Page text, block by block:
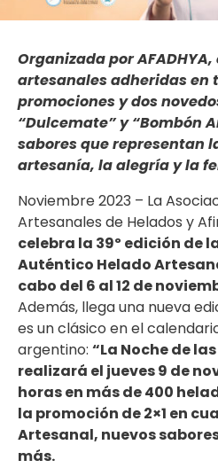
Organizada por
artesanales adheridas en
promociones y dos
“Dulcemate” y“Bombón
sabores que representan
artesanía, la alegría y la
Noviembre 2023 – La
Artesanales de Helados y
celebra la 39º edición de
Auténtico Helado
cabo del 6 al 12 de
Además, llega una nueva
es un clásico en el
argentino: “La Noche de
realizará el jueves 9 de
horas en más de 400
la promoción de 2×1 en
Artesanal, nuevos
más.